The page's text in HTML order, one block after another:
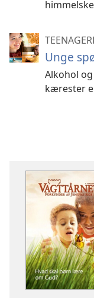
himmelske
Unge
Alkohol
kærester